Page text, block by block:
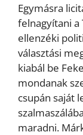
Egymásra
felnagyítani a
ellenzéki
választási
kiabál be
mondanak
csupán saját
maradni.